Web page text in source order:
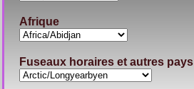
Afrique
Fuseaux horaires et autres pays